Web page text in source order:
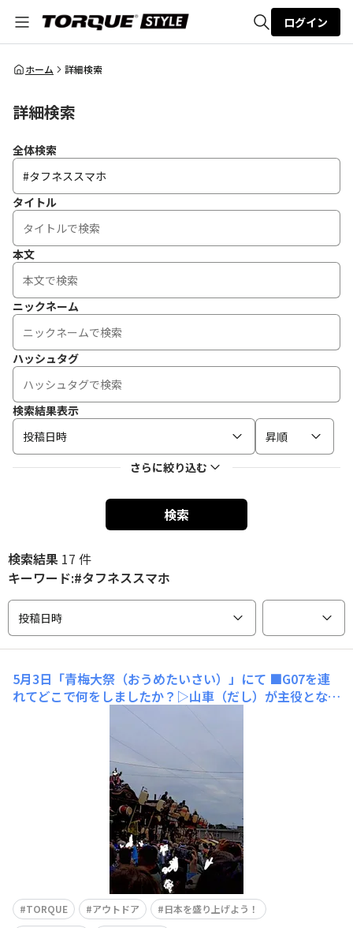
全体検索
ログイン
ホーム 詳細検索
詳細検索
全体検索
タイトル
本文
ニックネーム
ハッシュタグ
検索結果表示
投稿日時
昇順
さらに絞り込む
検索
検索結果 17 件
キーワード:#タフネススマホ
投稿日時
5月3日「青梅大祭（おうめたいさい）」にて ■G07を連
れてどこで何をしましたか？▷山車（だし）が主役となる
代表的な祭り、毎年5月2日と3日に開催される「青梅大祭
良いよね！▷何と言っても耐久性！山車の上に乗っている
イカツイお兄さんもTORQUEでした！■G07の評価は？(5
TORQUE アウトドア
日本を盛り上げよう！